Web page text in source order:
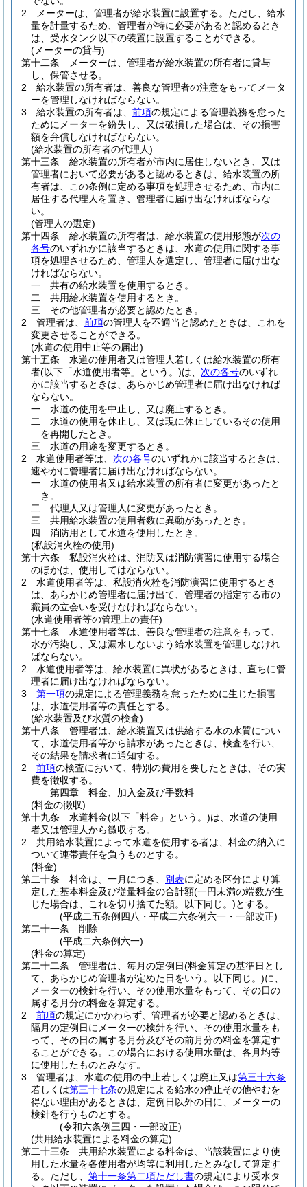
2
メーターは、管理者が給水装置に設置する。 ただし、給水
量を計量するため、管理者が特に必要があると認めるとき
は、受水タンク以下の装置に設置することができる。
(メーターの貸与)
第十二条
メーターは、管理者が給水装置の所有者に貸与
し、保管させる。
2
給水装置の所有者は、善良な管理者の注意をもってメータ
ーを管理しなければならない。
3
給水装置の所有者は、 前項の規定による管理義務を怠った
ためにメーターを紛失し、又は破損した場合は、その損害
額を弁償しなければならない。
(給水装置の所有者の代理人)
第十三条
給水装置の所有者が市内に居住しないとき、又は
管理者において必要があると認めるときは、給水装置の所
有者は、この条例に定める事項を処理させるため、市内に
居住する代理人を置き、管理者に届け出なければならな
い。
(管理人の選定)
第十四条
給水装置の所有者は、給水装置の使用形態が次の
各号のいずれかに該当するときは、水道の使用に関する事
項を処理させるため、管理人を選定し、管理者に届け出な
ければならない。
一
共有の給水装置を使用するとき。
二
共用給水装置を使用するとき。
三
その他管理者が必要と認めたとき。
2
管理者は、 前項の管理人を不適当と認めたときは、これを
変更させることができる。
(水道の使用中止等の届出)
第十五条
水道の使用者又は管理人若しくは給水装置の所有
者(以下「水道使用者等」という。)は、 次の各号のいずれ
かに該当するときは、あらかじめ管理者に届け出なければ
ならない。
一
水道の使用を中止し、又は廃止するとき。
二
水道の使用を休止し、又は現に休止しているその使用
を再開したとき。
三
水道の用途を変更するとき。
2
水道使用者等は、 次の各号のいずれかに該当するときは、
速やかに管理者に届け出なければならない。
一
水道の使用者又は給水装置の所有者に変更があったと
き。
二
代理人又は管理人に変更があったとき。
三
共用給水装置の使用者数に異動があったとき。
四
消防用として水道を使用したとき。
(私設消火栓の使用)
第十六条
私設消火栓は、消防又は消防演習に使用する場合
のほかは、使用してはならない。
2
水道使用者等は、私設消火栓を消防演習に使用するとき
は、あらかじめ管理者に届け出て、管理者の指定する市の
職員の立会いを受けなければならない。
(水道使用者等の管理上の責任)
第十七条
水道使用者等は、善良な管理者の注意をもって、
水が汚染し、又は漏水しないよう給水装置を管理しなけれ
ばならない。
2
水道使用者等は、給水装置に異状があるときは、直ちに管
理者に届け出なければならない。
3
第一項の規定による管理義務を怠ったために生じた損害
は、水道使用者等の責任とする。
(給水装置及び水質の検査)
第十八条
管理者は、給水装置又は供給する水の水質につい
て、水道使用者等から請求があったときは、検査を行い、
その結果を請求者に通知する。
2
前項の検査において、特別の費用を要したときは、その実
費を徴収する。
第四章
料金、加入金及び手数料
(料金の徴収)
第十九条
水道料金(以下「料金」という。)は、水道の使用
者又は管理人から徴収する。
2
共用給水装置によって水道を使用する者は、料金の納入に
ついて連帯責任を負うものとする。
(料金)
第二十条
料金は、一月につき、 別表に定める区分により算
定した基本料金及び従量料金の合計額(一円未満の端数が生
じた場合は、これを切り捨てた額。以下同じ。)とする。
(平成二五条例四八・平成二六条例六一・一部改正)
第二十一条
削除
(平成二六条例六一)
(料金の算定)
第二十二条
管理者は、毎月の定例日(料金算定の基準日とし
て、あらかじめ管理者が定めた日をいう。以下同じ。)に、
メーターの検針を行い、その使用水量をもって、その日の
属する月分の料金を算定する。
2
前項の規定にかかわらず、管理者が必要と認めるときは、
隔月の定例日にメーターの検針を行い、その使用水量をも
って、その日の属する月分及びその前月分の料金を算定す
ることができる。
この場合における使用水量は、各月均等
に使用したものとみなす。
3
管理者は、水道の使用の中止若しくは廃止又は第三十六条
若しくは第三十七条の規定による給水の停止その他やむを
得ない理由があるときは、定例日以外の日に、メーターの
検針を行うものとする。
(令和六条例三四・一部改正)
(共用給水装置による料金の算定)
第二十三条
共用給水装置による料金は、当該装置により使
用した水量を各使用者が均等に利用したとみなして算定す
る。 ただし、 第十一条第二項ただし書の規定により受水タ